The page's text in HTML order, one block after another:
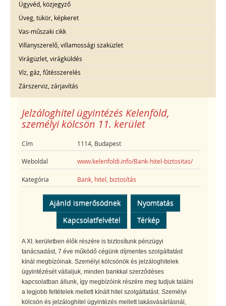
Ügyvéd, közjegyző
Üveg, tükör, képkeret
Vas-műszaki cikk
Villanyszerelő, villamossági szaküzlet
Virágüzlet, virágküldés
Víz, gáz, fűtésszerelés
Zárszerviz, zárjavítás
Jelzáloghitel ügyintézés Kelenföld,
személyi kölcsön 11. kerület
Cím 1114, Budapest
Weboldal www.kelenfoldi.info/Bank-hitel-biztositas/
Kategória Bank, hitel, biztosítás
Ajánld ismerősödnek
Nyomtatás
Kapcsolatfelvétel
Térkép
A XI. kerületben élők részére is biztosítunk pénzügyi
tanácsadást, 7 éve működő cégünk díjmentes szolgáltatást
kínál megbízóinak. Személyi kölcsönök és jelzáloghitelek
ügyintézését vállaljuk, minden bankkal szerződéses
kapcsolatban állunk, így megbízóink részére meg tudjuk találni
a legjobb feltételek mellett kínált hitel szolgáltatást. Személyi
kölcsön és jelzáloghitel ügyintézés mellett lakásvásárlásnál,